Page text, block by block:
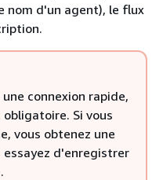
nom d'un agent), le flux
connexion rapide,
Si vous
vous obtenez une
essayez d'enregistrer